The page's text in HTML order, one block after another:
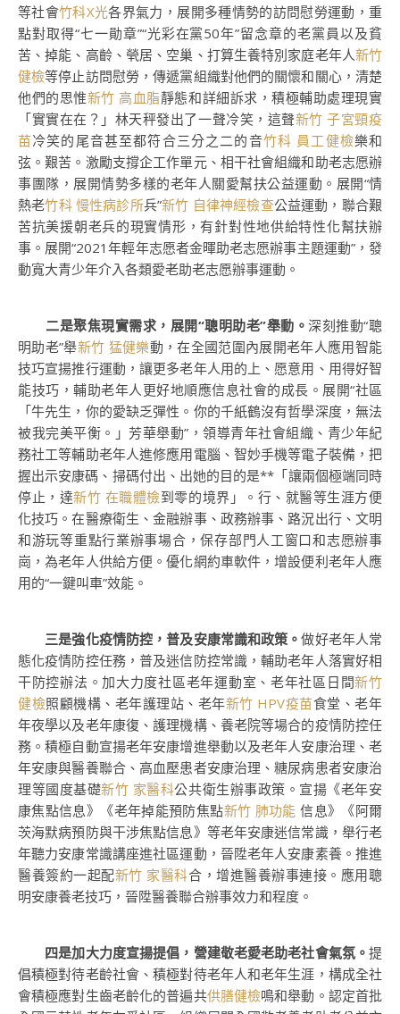
等社會竹科X光各界氣力，展開多種情勢的訪問慰勞運動，重
點對取得“七一勛章”“光彩在黨50年”留念章的老黨員以及貧
苦、掉能、高齡、煢居、空巢、打算生養特別家庭老年人新竹
健檢等停止訪問慰勞，傳遞黨組織對他們的關懷和關心，清楚
他們的思惟新竹 高血脂靜態和詳細訴求，積極輔助處理現實
「實實在在？」林天秤發出了一聲冷笑，這聲新竹 子宮頸疫
苗冷笑的尾音甚至都符合三分之二的音竹科 員工健檢樂和
弦。艱苦。激勵支撐企工作單元、相干社會組織和助老志愿辦
事團隊，展開情勢多樣的老年人關愛幫扶公益運動。展開“情
熱老竹科 慢性病診所兵”新竹 自律神經檢查公益運動，聯合艱
苦抗美援朝老兵的現實情形，有針對性地供給特性化幫扶辦
事。展開“2021年輕年志愿者金暉助老志愿辦事主題運動”，發
動寬大青少年介入各類愛老助老志愿辦事運動。
二是聚焦現實需求，展開“聰明助老”舉動。深刻推動“聰
明助老”舉新竹 猛健樂動，在全國范圍內展開老年人應用智能
技巧宣揚推行運動，讓更多老年人用的上、愿意用、用得好智
能技巧，輔助老年人更好地順應信息社會的成長。展開“社區
「牛先生，你的愛缺乏彈性。你的千紙鶴沒有哲學深度，無法
被我完美平衡。」芳華舉動”，領導青年社會組織、青少年紀
務社工等輔助老年人進修應用電腦、智妙手機等電子裝備，把
握出示安康碼、掃碼付出、出她的目的是**「讓兩個極端同時
停止，達新竹 在職體檢到零的境界」。行、就醫等生涯方便
化技巧。在醫療衛生、金融辦事、政務辦事、路況出行、文明
和游玩等重點行業辦事場合，保存部門人工窗口和志愿辦事
崗，為老年人供給方便。優化網約車軟件，增設便利老年人應
用的“一鍵叫車”效能。
三是強化疫情防控，普及安康常識和政策。做好老年人常
態化疫情防控任務，普及迷信防控常識，輔助老年人落實好相
干防控辦法。加大力度社區老年運動室、老年社區日間新竹
健檢照顧機構、老年護理站、老年新竹 HPV疫苗食堂、老年
年夜學以及老年康復、護理機構、養老院等場合的疫情防控任
務。積極自動宣揚老年安康增進舉動以及老年人安康治理、老
年安康與醫養聯合、高血壓患者安康治理、糖尿病患者安康治
理等國度基礎新竹 家醫科公共衛生辦事政策。宣揚《老年安
康焦點信息》《老年掉能預防焦點新竹 肺功能信息》《阿爾
茨海默病預防與干涉焦點信息》等老年安康迷信常識，舉行老
年聽力安康常識講座進社區運動，晉陞老年人安康素養。推進
醫養簽約一起配新竹 家醫科合，增進醫養辦事連接。應用聰
明安康養老技巧，晉陞醫養聯合辦事效力和程度。
四是加大力度宣揚提倡，營建敬老愛老助老社會氣氛。提
倡積極對待老齡社會、積極對待老年人和老年生涯，構成全社
會積極應對生齒老齡化的普遍共供膳健檢鳴和舉動。認定首批